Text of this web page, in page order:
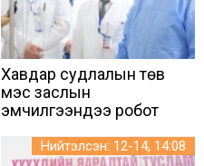
Хавдар судлалын төв
мэс заслын
эмчилгээндээ робот
Нийтэлсэн: 12-14, 14:08